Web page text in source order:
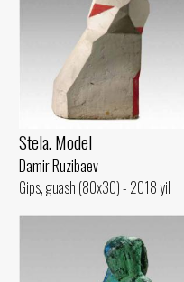
Stela. Model
Damir Ruzibaev
Gips, guash (80x30) - 2018 yil